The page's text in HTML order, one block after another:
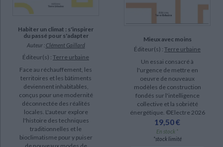
livre (26)
poche (2)
revue (1)
SÉRIE
Naruto (1)
DISPONIBILITÉ
Habiter un climat : s'inspirer
du passé pour s'adapter
Auteur : Clément Gaillard
Éditeur(s) : Terre urbaine
Face au réchauffement, les
territoires et les bâtiments
deviennent inhabitables,
conçus pour une modernité
déconnectée des réalités
locales. L'auteur explore
l'histoire des techniques
traditionnelles et le
bioclimatisme pour y puiser
Mieux avec moins
Éditeur(s) : Terre urbaine
Un essai consacré à
l'urgence de mettre en
oeuvre de nouveaux
modèles de construction
fondés sur l'intelligence
collective et la sobriété
énergétique. ©Electre 2026
19,50 €
En stock *
*stock limité